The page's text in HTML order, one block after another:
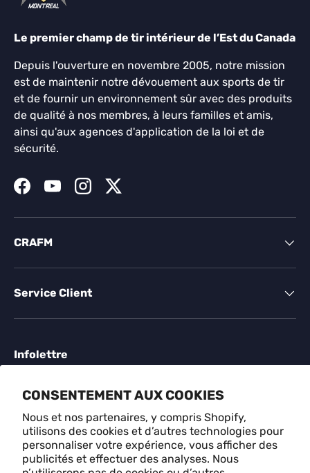
CONSENTEMENT AUX COOKIES
Nous et nos partenaires, y compris Shopify,
utilisons des cookies et d’autres technologies pour
personnaliser votre expérience, vous afficher des
publicités et effectuer des analyses. Nous
Le premier champ de tir intérieur de l’Est du Canada
Depuis l'ouverture en novembre 2005, notre mission
est de maintenir notre dévouement aux sports de tir
et de fournir un environnement sûr avec des produits
de qualité à nos membres, à leurs familles et amis,
ainsi qu'aux agences d'application de la loi et de
sécurité.
FacebookYouTubeInstagramTwitter
CRAFM
Service Client
Infolettre
originales, des événements et plus encore.
E-mail